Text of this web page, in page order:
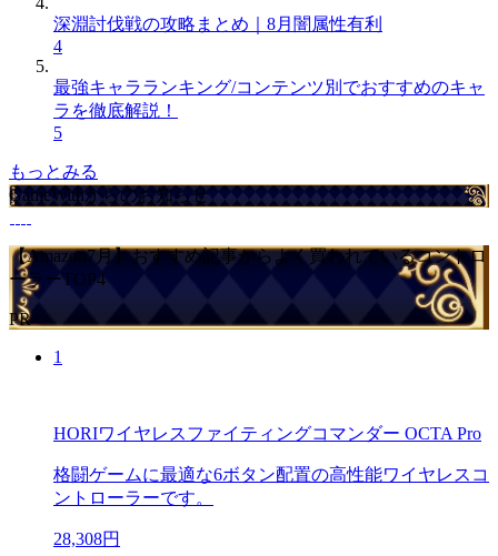
深淵討伐戦の攻略まとめ｜8月闇属性有利
4
最強キャラランキング/コンテンツ別でおすすめのキャ
ラを徹底解説！
5
もっとみる
GameWithからのお知らせ
【Amazon7月】おすすめ記事からよく買われているコントロ
ーラーTOP4
PR
1
HORIワイヤレスファイティングコマンダー OCTA Pro
格闘ゲームに最適な6ボタン配置の高性能ワイヤレスコ
ントローラーです。
28,308円